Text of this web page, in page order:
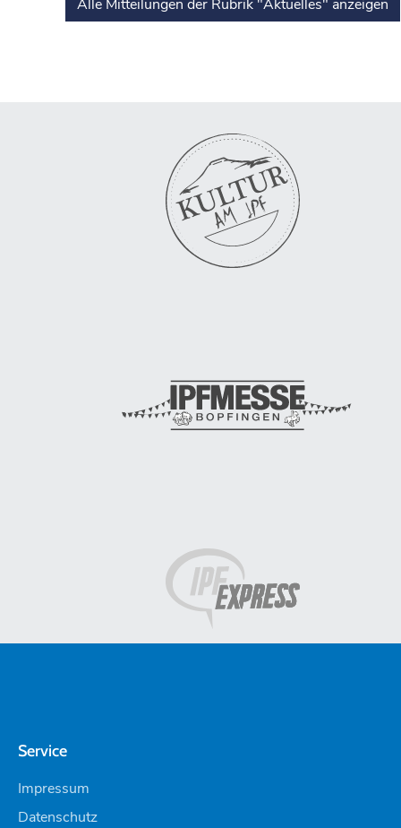
Alle Mitteilungen der Rubrik "Aktuelles" anzeigen
Service
Impressum
Datenschutz